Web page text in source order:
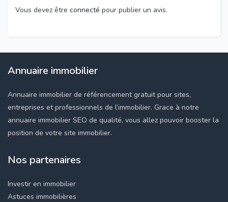
Vous devez être connecté pour publier un avis.
Annuaire immobilier
Annuaire immobilier de référencement gratuit pour sites,
entreprises et professionnels de l’immobilier. Grace à notre
annuaire immobilier SEO de qualité, vous allez pouvoir booster la
position de votre site immobilier.
Nos partenaires
Investir en immobilier
Astuces immobilières